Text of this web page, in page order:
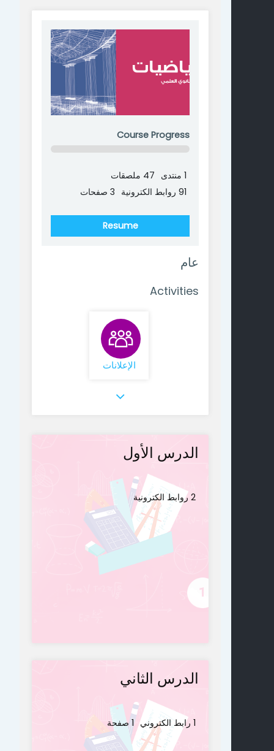
Course Progress
0% Complete
1 منتدى
47 ملصقات
91 روابط الكترونية
3 صفحات
Resume
عام
Activities
الإعلانات
منتدى
الدرس الأول
2 روابط الكترونية
الدرس الثاني
1 رابط الكتروني 1 صفحة